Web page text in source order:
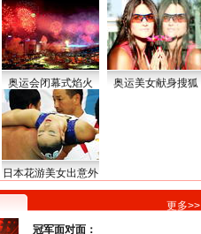
奥运会闭幕式焰火 奥运美女献身搜狐
日本花游美女出意外
更多>>
冠军面对面：